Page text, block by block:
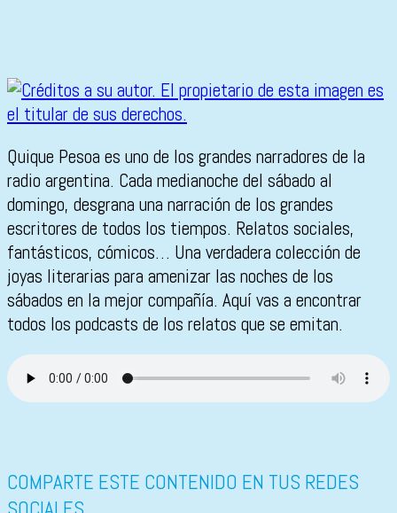
Quique Pesoa es uno de los grandes narradores de la
radio argentina. Cada medianoche del sábado al
domingo, desgrana una narración de los grandes
escritores de todos los tiempos. Relatos sociales,
fantásticos, cómicos… Una verdadera colección de
joyas literarias para amenizar las noches de los
sábados en la mejor compañía. Aquí vas a encontrar
todos los podcasts de los relatos que se emitan.
COMPARTE ESTE CONTENIDO EN TUS REDES